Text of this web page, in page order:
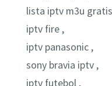
lista iptv m3u
iptv fire ,
iptv panasonic ,
sony bravia iptv ,
iptv futebol ,